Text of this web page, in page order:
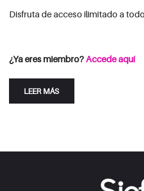
Disfruta de acceso ilimitado a
¿Ya eres miembro?Accede aquí
LEER MÁS